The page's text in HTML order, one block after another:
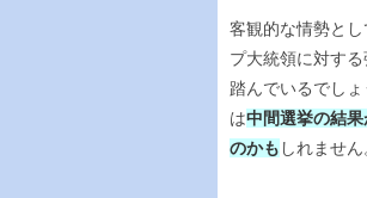
客観的な情勢と
プ大統領に対す
踏んでいるでし
は中間選挙の結
のかも しれません